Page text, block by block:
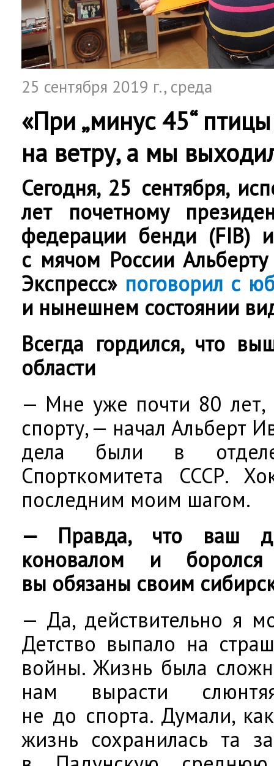
25 сентября 2019 г., среда
«При „минус 45“
на ветру, а мы
Сегодня, 25 сентября,
лет почетному
федерации бенди (FIB)
с мячом России
Экспресс» поговорил с
и нынешнем состоянии
Всегда гордился, что
области
— Мне уже почти 80 лет,
спорту, — начал Альберт
дела были в
Спорткомитета СССР.
последним моим шагом.
— Правда, что ваш
коновалом и
вы обязаны своим
— Да, действительно я
Детство выпало на
войны. Жизнь была
нам вырасти
не до спорта. Думали,
жизнь сохранилась та